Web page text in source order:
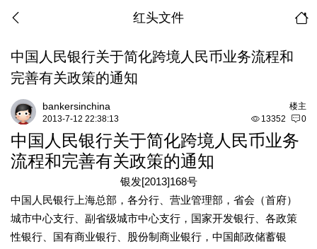
红头文件
中国人民银行关于简化跨境人民币业务流程和
完善有关政策的通知
楼主
bankersinchina
13352 0
2013-7-12 22:38:13
中国人民银行关于简化跨境人民币业务
流程和完善有关政策的通知
银发[2013]168号
中国人民银行上海总部，各分行、营业管理部，省会（首府）
城市中心支行、副省级城市中心支行，国家开发银行、各政策
性银行、国有商业银行、股份制商业银行，中国邮政储蓄银